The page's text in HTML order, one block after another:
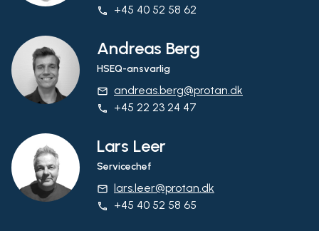
phone +45 40 52 58 62
Andreas Berg
HSEQ-ansvarlig
email andreas.berg@protan.dk
phone +45 22 23 24 47
Lars Leer
Servicechef
email lars.leer@protan.dk
phone +45 40 52 58 65